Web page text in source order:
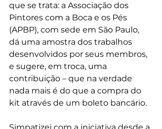
que se trata: a Associação dos
Pintores com a Boca e os Pés
(APBP), com sede em São Paulo,
dá uma amostra dos trabalhos
desenvolvidos por seus membros,
e sugere, em troca, uma
contribuição – que na verdade
nada mais é do que a compra do
kit através de um boleto bancário.